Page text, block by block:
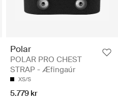
Polar
POLAR PRO CHEST
STRAP - Æfingaúr
XS/S
5.779 kr